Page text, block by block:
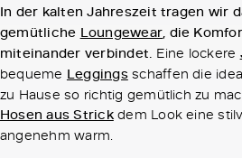
In der kalten Jahreszeit tragen wir
gemütliche Loungewear, die
miteinander verbindet. Eine lockere
bequeme Leggingsschaffen die
zu Hause so richtig gemütlich zu
Hosen aus Strickdem Look eine
angenehm warm.